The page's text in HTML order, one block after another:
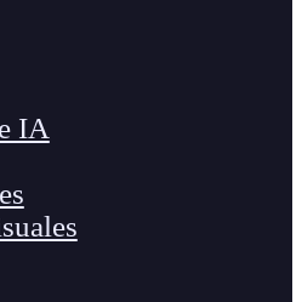
IA